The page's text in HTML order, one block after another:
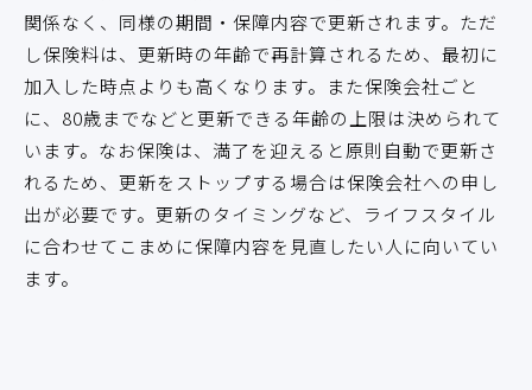
関係なく、同様の期間・保障内容で更新されます。ただ
し保険料は、更新時の年齢で再計算されるため、最初に
加入した時点よりも高くなります。また保険会社ごと
に、80歳までなどと更新できる年齢の上限は決められて
います。なお保険は、満了を迎えると原則自動で更新さ
れるため、更新をストップする場合は保険会社への申し
出が必要です。更新のタイミングなど、ライフスタイル
に合わせてこまめに保障内容を見直したい人に向いてい
ます。